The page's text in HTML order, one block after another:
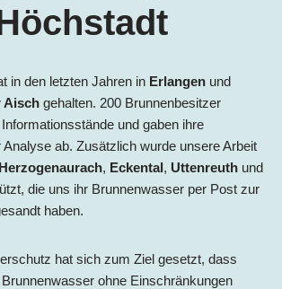
in den letzten Jahren in Erlangen und
Aisch gehalten. 200 Brunnenbesitzer
und gaben ihre
ab. Zusätzlich wurde unsere Arbeit
Herzogenaurach, Eckental, Uttenreuth und
die uns ihr Brunnenwasser per Post zur
haben.
hat sich zum Ziel gesetzt, dass
ohne Einschränkungen